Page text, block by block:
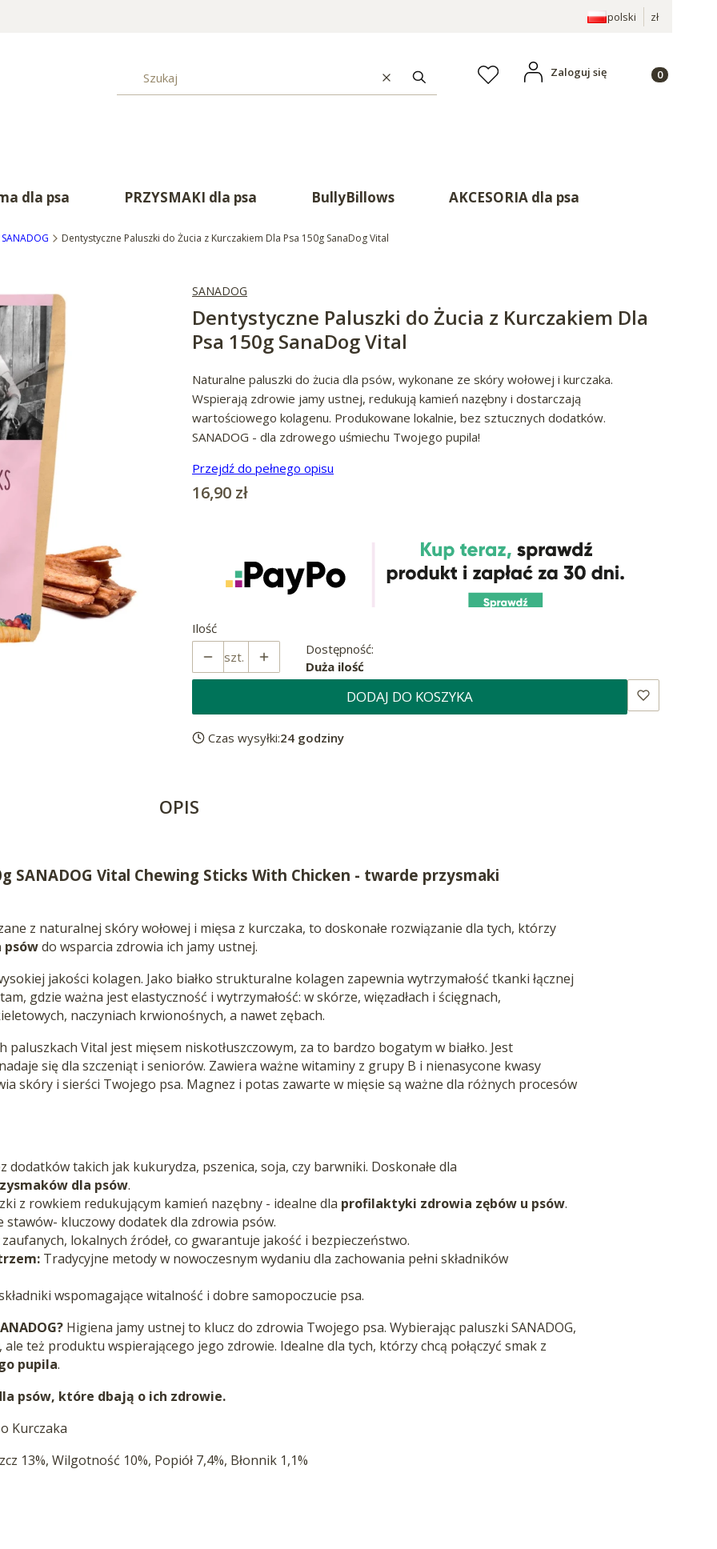
polski zł
WyczyśćSzukaj Ulubione
Zaloguj się Produkty w
dla psa PRZYSMAKI dla psa BullyBillows AKCESORIA dla psa
SANADOG Dentystyczne Paluszki do Żucia z Kurczakiem Dla Psa 150g SanaDog Vital
SANADOG
Dentystyczne Paluszki do Żucia z Kurczakiem Dla
Psa 150g SanaDog Vital
Naturalne paluszki do żucia dla psów, wykonane ze skóry wołowej i kurczaka.
Wspierają zdrowie jamy ustnej, redukują kamień nazębny i dostarczają
wartościowego kolagenu. Produkowane lokalnie, bez sztucznych dodatków.
SANADOG - dla zdrowego uśmiechu Twojego pupila!
Przejdź do pełnego opisu
Cena
16,90 zł
Ilość
szt.
Dostępność:
Duża ilość
DODAJ DO KOSZYKA
Czas wysyłki:24 godziny
OPIS
SANADOG Vital Chewing Sticks With Chicken - twarde przysmaki
z naturalnej skóry wołowej i mięsa z kurczaka, to doskonałe rozwiązanie dla tych, którzy
psówdo wsparcia zdrowia ich jamy ustnej.
jakości kolagen. Jako białko strukturalne kolagen zapewnia wytrzymałość tkanki łącznej
gdzie ważna jest elastyczność i wytrzymałość: w skórze, więzadłach i ścięgnach,
naczyniach krwionośnych, a nawet zębach.
paluszkach Vital jest mięsem niskotłuszczowym, za to bardzo bogatym w białko. Jest
się dla szczeniąt i seniorów. Zawiera ważne witaminy z grupy B i nienasycone kwasy
skóry i sierści Twojego psa. Magnez i potas zawarte w mięsie są ważne dla różnych procesów
dodatków takich jak kukurydza, pszenica, soja, czy barwniki. Doskonałe dla
dla psów.
z rowkiem redukującym kamień nazębny - idealne dla profilaktyki zdrowia zębów u psów.
stawów- kluczowy dodatek dla zdrowia psów.
lokalnych źródeł, co gwarantuje jakość i bezpieczeństwo.
Tradycyjne metody w nowoczesnym wydaniu dla zachowania pełni składników
wspomagające witalność i dobre samopoczucie psa.
Higiena jamy ustnej to klucz do zdrowia Twojego psa. Wybierając paluszki SANADOG,
też produktu wspierającego jego zdrowie. Idealne dla tych, którzy chcą połączyć smak z
pupila.
psów, które dbają o ich zdrowie.
Kurczaka
13%, Wilgotność 10%, Popiół 7,4%, Błonnik 1,1%